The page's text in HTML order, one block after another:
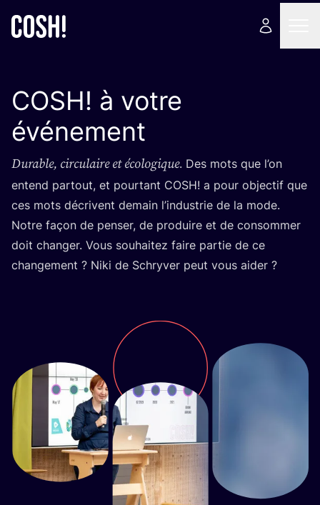
COSH! à votre
événement
Durable, cir­cu­laire et éco­lo­gique. Des mots que l’on
entend par­tout, et pour­tant COSH! a pour objec­tif que
ces mots décrivent demain l’industrie de la mode.
Notre façon de pen­ser, de pro­duire et de consom­mer
doit chan­ger. Vous sou­hai­tez faire par­tie de ce
chan­ge­ment ? Niki de Schry­ver peut vous aider ?